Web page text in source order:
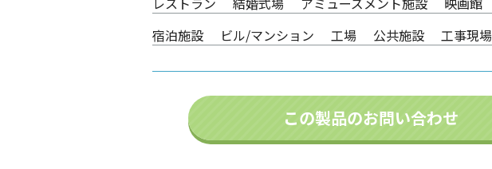
宿泊施設
ビル/マンション 工場 公共施設 工事現場
この製品のお問い合わせ